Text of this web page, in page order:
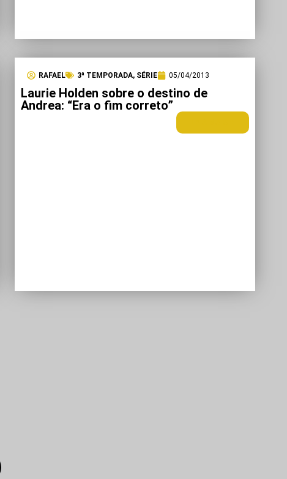
RAFAEL 3ª TEMPORADA, SÉRIE 05/04/2013
Laurie Holden sobre o destino de
Andrea: “Era o fim correto”